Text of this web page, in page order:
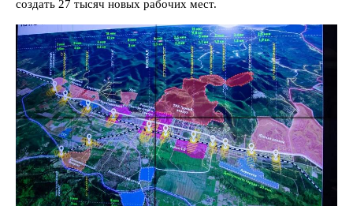
создать 27 тысяч новых рабочих мест.